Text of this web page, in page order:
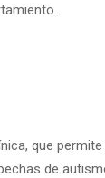
que
de